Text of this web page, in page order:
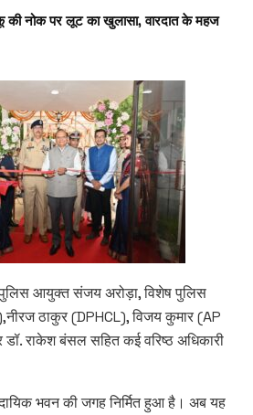
की नोक पर लूट का खुलासा, वारदात के महज
आयुक्त संजय अरोड़ा, विशेष पुलिस
ठाकुर (DPHCL), विजय कुमार (AP
डॉ. राकेश बंसल सहित कई वरिष्ठ अधिकारी
भवन की जगह निर्मित हुआ है। अब यह